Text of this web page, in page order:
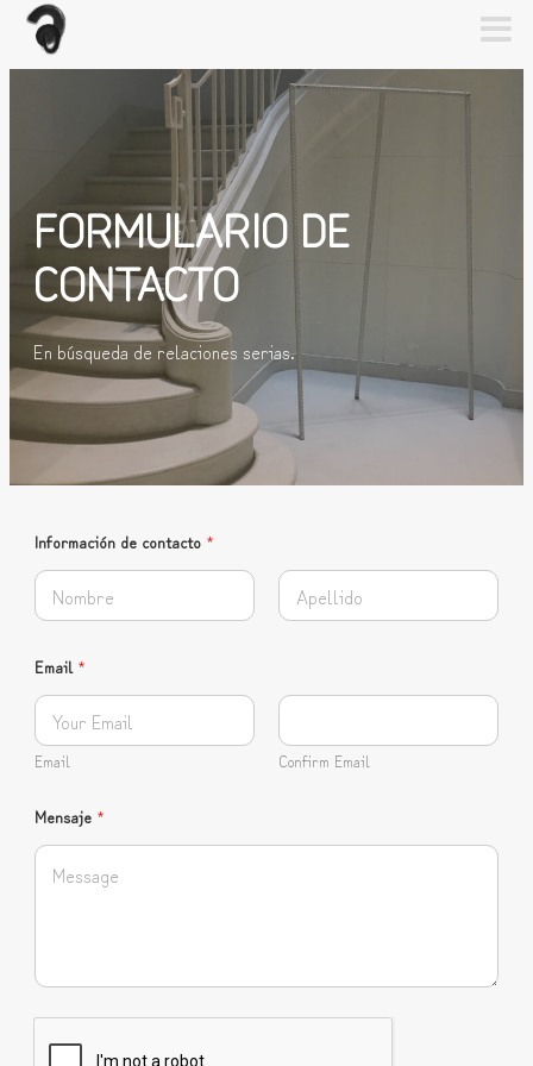
FORMULARIO DE
CONTACTO
En búsqueda de relaciones serias.
Información de contacto *
First Last
Email *
Email Confirm Email
Mensaje *